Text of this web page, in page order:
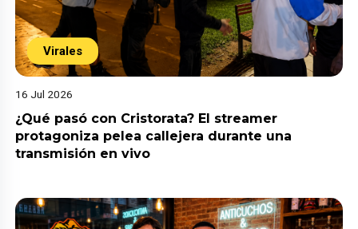
Virales
16 Jul 2026
¿Qué pasó con Cristorata? El streamer
protagoniza pelea callejera durante una
transmisión en vivo